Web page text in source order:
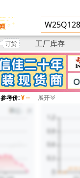
订货 工厂库存
参考价:¥ -- 展开